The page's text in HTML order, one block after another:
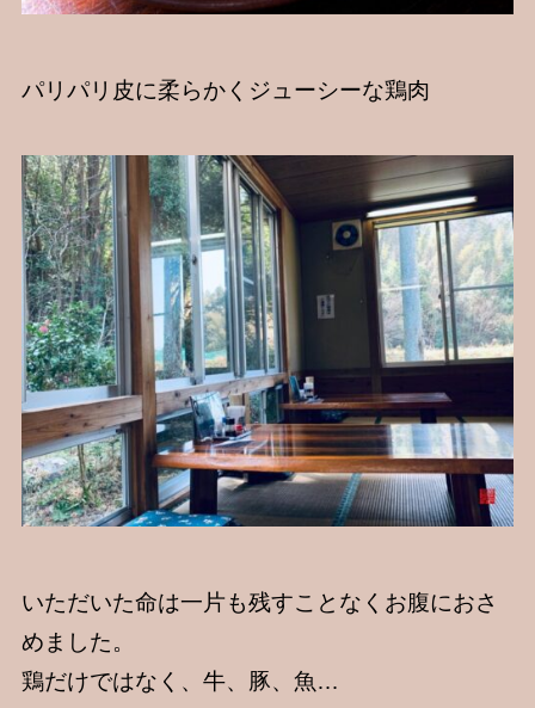
パリパリ皮に柔らかくジューシーな鶏肉
いただいた命は一片も残すことなくお腹におさ
めました。
鶏だけではなく、牛、豚、魚…